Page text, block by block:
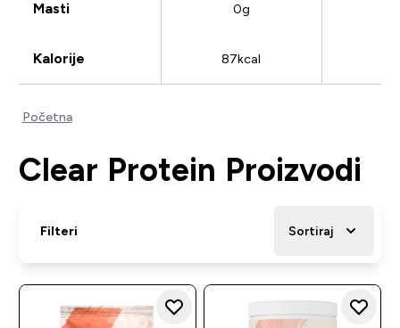
Masti 0g
Kalorije 87kcal
Početna
Clear Protein Proizvodi
Filteri Sortiraj